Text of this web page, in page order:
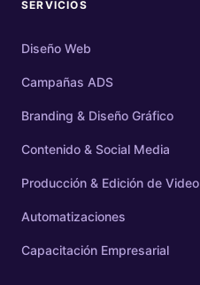
SERVICIOS
Diseño Web
Campañas ADS
Branding & Diseño Gráfico
Contenido & Social Media
Producción & Edición de Video
Automatizaciones
Capacitación Empresarial